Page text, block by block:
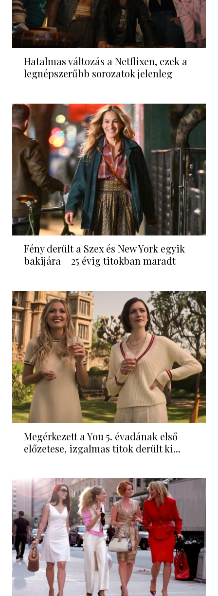
Hatalmas változás a Netflixen, ezek a
legnépszerűbb sorozatok jelenleg
Fény derült a Szex és New York egyik
bakijára – 25 évig titokban maradt
Megérkezett a You 5. évadának első
előzetese, izgalmas titok derült ki...